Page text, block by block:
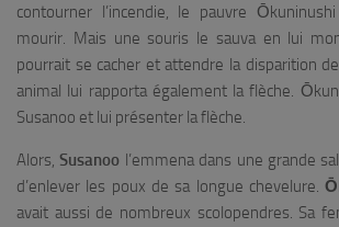
contourner l’incendie, le pauvre
mourir. Mais une souris le sauva en lui
pourrait se cacher et attendre la disparition
animal lui rapporta également la flèche.
Susanoo et lui présenter la flèche.
Alors, Susanoo l’emmena dans une grande
d’enlever les poux de sa longue chevelure.
avait aussi de nombreux scolopendres. Sa